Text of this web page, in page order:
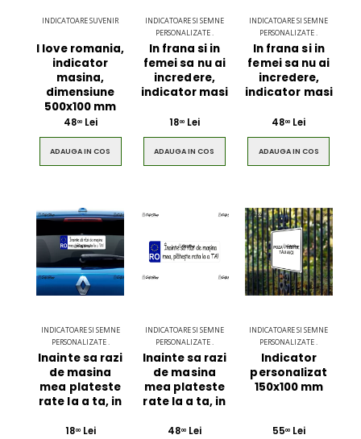
INDICATOARE SUVENIR
I love romania,
indicator
masina,
dimensiune
500x100 mm
4800Lei
ADAUGA IN COS
INDICATOARE SI SEMNE
PERSONALIZATE .
In frana si in
femei sa nu ai
incredere,
indicator masi
1800Lei
ADAUGA IN COS
INDICATOARE SI SEMNE
PERSONALIZATE .
In frana si in
femei sa nu ai
incredere,
indicator masi
4800 Lei
ADAUGA IN COS
INDICATOARE SI SEMNE
PERSONALIZATE .
Inainte sa razi
de masina
mea plateste
rate la a ta, in
1800Lei
INDICATOARE SI SEMNE
PERSONALIZATE .
Inainte sa razi
de masina
mea plateste
rate la a ta, in
4800Lei
INDICATOARE SI SEMNE
PERSONALIZATE .
Indicator
personalizat
150x100 mm
5500Lei